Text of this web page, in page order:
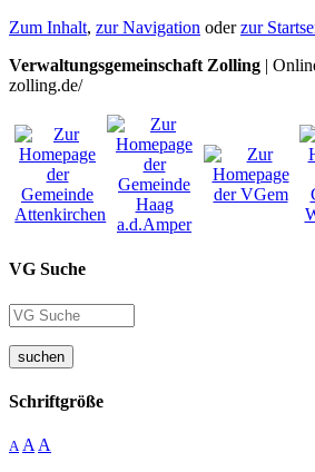
Zum Inhalt, zur Navigation oderzur
Verwaltungsgemeinschaft Zolling |
zolling.de/
VG Suche
suchen
Schriftgröße
A A A